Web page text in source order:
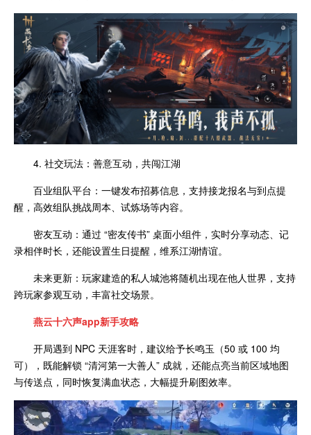
4. 社交玩法：善意互动，共闯江湖
百业组队平台：一键发布招募信息，支持接龙报名与到点提
醒，高效组队挑战周本、试炼场等内容。
密友互动：通过 “密友传书” 桌面小组件，实时分享动态、记
录相伴时长，还能设置生日提醒，维系江湖情谊。
未来更新：玩家建造的私人城池将随机出现在他人世界，支持
跨玩家参观互动，丰富社交场景。
燕云十六声app新手攻略
开局遇到 NPC 天涯客时，建议给予长鸣玉（50 或 100 均
可），既能解锁 “清河第一大善人” 成就，还能点亮当前区域地图
与传送点，同时恢复满血状态，大幅提升刷图效率。